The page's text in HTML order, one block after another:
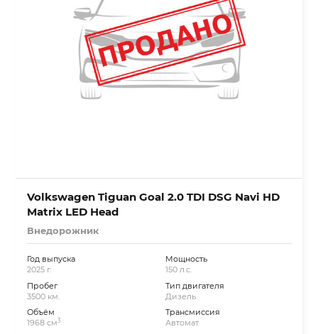
Volkswagen Tiguan Goal 2.0 TDI DSG Navi HD
Matrix LED Head
Внедорожник
Год выпуска
2025 г.
Пробег
3500 км.
Объём
1968 см3
Мощность
150 л.с.
Тип двигателя
Дизель
Трансмиссия
Автомат